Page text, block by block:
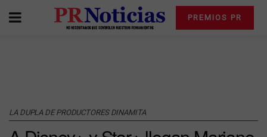
PREMIOS PR
LA DUPLA DE PRODUCTORES DINAMITA